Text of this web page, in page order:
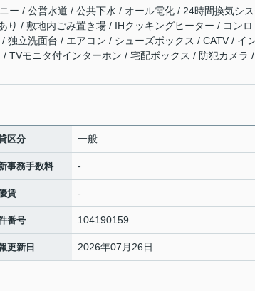
ー / 公営水道 / 公共下水 / オール電化 / 24時間換気シ
/ 敷地内ごみ置き場 / IHクッキングヒーター / コンロ
立洗面台 / エアコン / シューズボックス / CATV / イ
TVモニタ付インターホン / 宅配ボックス / 防犯カメラ
区分 一般
事務手数料 -
賃 -
番号 104190159
更新日 2026年07月26日